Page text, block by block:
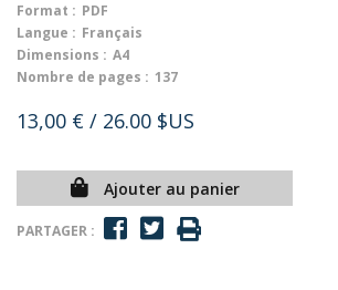
Format : PDF
Langue : Français
Dimensions : A4
Nombre de pages : 137
13,00 € / 26.00 $US
Ajouter au panier
PARTAGER :